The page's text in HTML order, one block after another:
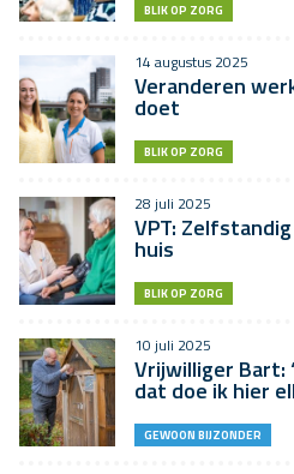
BLIK OP ZORG
14 augustus 2025
Veranderen
doet
BLIK OP ZORG
28 juli 2025
VPT:
huis
BLIK OP ZORG
10 juli 2025
Vrijwilliger Bart:
dat doe ik hier
GEWOON BIJZONDER